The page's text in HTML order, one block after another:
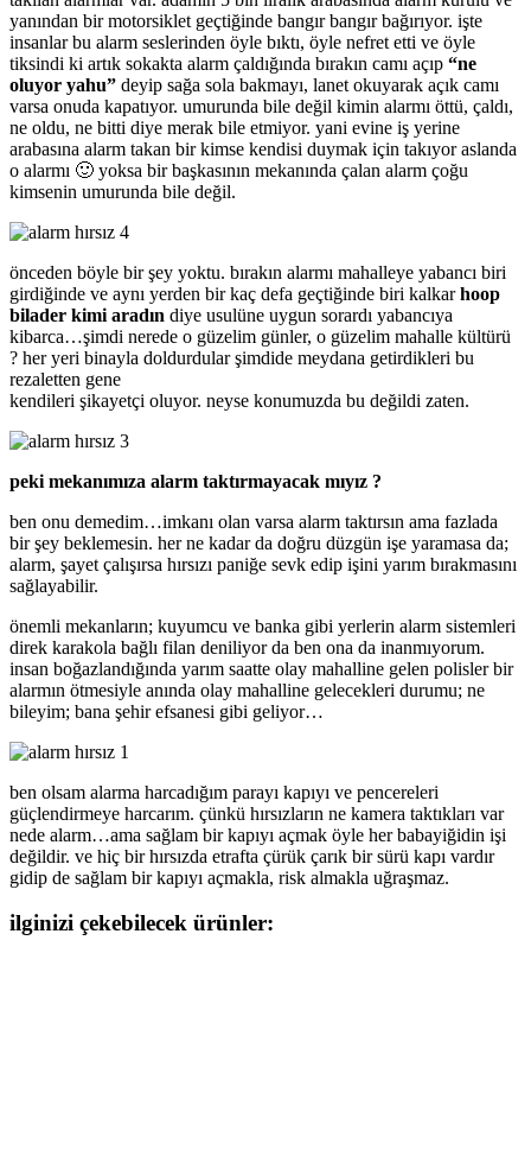
yanından bir motorsiklet geçtiğinde bangır bangır bağırıyor. işte
insanlar bu alarm seslerinden öyle bıktı, öyle nefret etti ve öyle
tiksindi ki artık sokakta alarm çaldığında bırakın camı açıp “ne
oluyor yahu” deyip sağa sola bakmayı, lanet okuyarak açık camı
varsa onuda kapatıyor. umurunda bile değil kimin alarmı öttü, çaldı,
ne oldu, ne bitti diye merak bile etmiyor. yani evine iş yerine
arabasına alarm takan bir kimse kendisi duymak için takıyor aslanda
o alarmı 🙂 yoksa bir başkasının mekanında çalan alarm çoğu
kimsenin umurunda bile değil.
önceden böyle bir şey yoktu. bırakın alarmı mahalleye yabancı biri
girdiğinde ve aynı yerden bir kaç defa geçtiğinde biri kalkarhoop
bilader kimi aradın diye usulüne uygun sorardı yabancıya
kibarca…şimdi nerede o güzelim günler, o güzelim mahalle kültürü
? her yeri binayla doldurdular şimdide meydana getirdikleri bu
rezaletten gene
kendileri şikayetçi oluyor. neyse konumuzda bu değildi zaten.
peki mekanımıza alarm taktırmayacak mıyız ?
ben onu demedim…imkanı olan varsa alarm taktırsın ama fazlada
bir şey beklemesin. her ne kadar da doğru düzgün işe yaramasa da;
alarm, şayet çalışırsa hırsızı paniğe sevk edip işini yarım bırakmasını
sağlayabilir.
önemli mekanların; kuyumcu ve banka gibi yerlerin alarm sistemleri
direk karakola bağlı filan deniliyor da ben ona da inanmıyorum.
insan boğazlandığında yarım saatte olay mahalline gelen polisler bir
alarmın ötmesiyle anında olay mahalline gelecekleri durumu; ne
bileyim; bana şehir efsanesi gibi geliyor…
ben olsam alarma harcadığım parayı kapıyı ve pencereleri
güçlendirmeye harcarım. çünkü hırsızların ne kamera taktıkları var
nede alarm…ama sağlam bir kapıyı açmak öyle her babayiğidin işi
değildir. ve hiç bir hırsızda etrafta çürük çarık bir sürü kapı vardır
gidip de sağlam bir kapıyı açmakla, risk almakla uğraşmaz.
ilginizi çekebilecek ürünler: